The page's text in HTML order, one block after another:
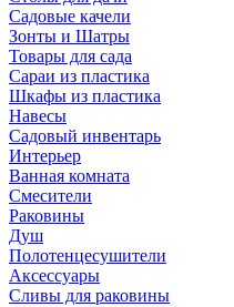
Садовые качели
Зонты и Шатры
Товары для сада
Сараи из пластика
Шкафы из пластика
Навесы
Садовый инвентарь
Интерьер
Ванная комната
Смесители
Раковины
Душ
Полотенцесушители
Аксессуары
Сливы для раковины